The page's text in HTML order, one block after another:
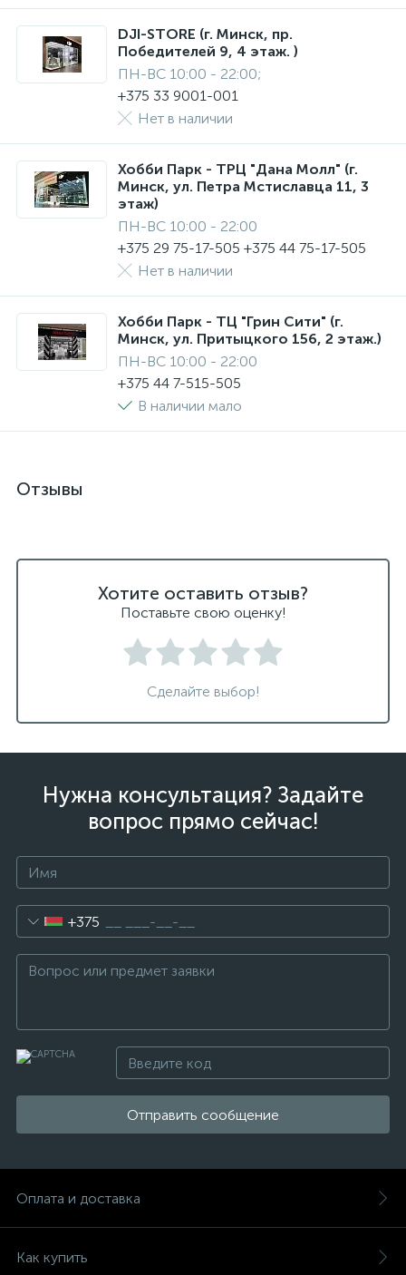
DJI-STORE (г. Минск, пр.
Победителей 9, 4 этаж. )
ПН-ВС 10:00 - 22:00;
+375 33 9001-001
Нет в наличии
Хобби Парк - ТРЦ "Дана Молл" (г.
Минск, ул. Петра Мстиславца 11, 3
этаж)
ПН-ВС 10:00 - 22:00
+375 29 75-17-505 +375 44 75-17-505
Нет в наличии
Хобби Парк - ТЦ "Грин Сити" (г.
Минск, ул. Притыцкого 156, 2 этаж.)
ПН-ВС 10:00 - 22:00
+375 44 7-515-505
В наличии мало
Отзывы
Хотите оставить отзыв?
Поставьте свою оценку!
Сделайте выбор!
Нужна консультация? Задайте
вопрос прямо сейчас!
+375
Отправить сообщение
Оплата и доставка
Как купить